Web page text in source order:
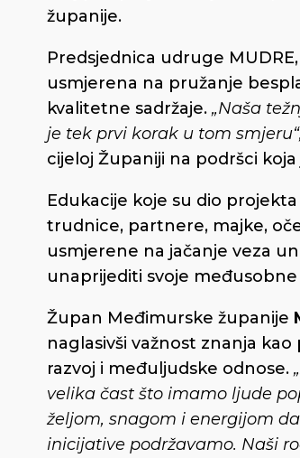
županije.
Predsjednica udruge MUDRE,
usmjerena na pružanje
kvalitetne sadržaje. „Naša
je tek prvi korak u tom smjeru“,
cijeloj Županiji na podršci
Edukacije koje su dio
trudnice, partnere, majke,
usmjerene na jačanje veza
unaprijediti svoje
Župan Međimurske županije
naglasivši važnost znanja
razvoj i međuljudske odnose.
velika čast što imamo ljude
željom, snagom i energijom
inicijative podržavamo. Naši